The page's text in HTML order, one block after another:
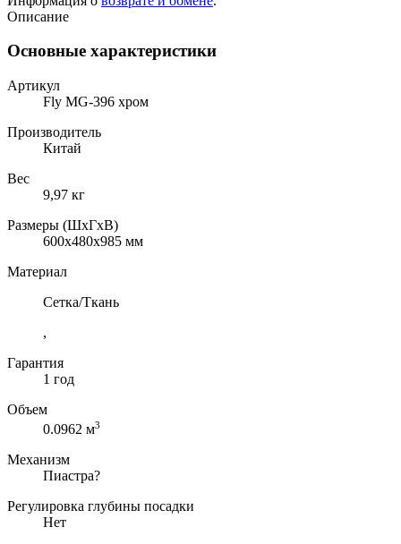
Описание
Основные характеристики
Артикул
Fly MG-396 хром
Производитель
Китай
Вес
9,97 кг
Размеры (ШхГхВ)
600x480x985 мм
Материал
Сетка/Ткань
,
Гарантия
1 год
Объем
0.0962 м3
Механизм
Пиастра?
Регулировка глубины посадки
Нет